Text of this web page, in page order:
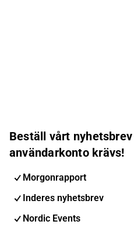
Beställ vårt
användarkonto krävs!
Morgonrapport
Inderes nyhetsbrev
Nordic Events